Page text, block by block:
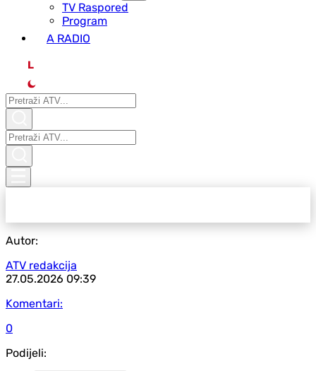
ТV Raspored
Program
A RADIO
L
Autor:
ATV redakcija
27.05.2026 09:39
Komentari:
0
Podijeli: